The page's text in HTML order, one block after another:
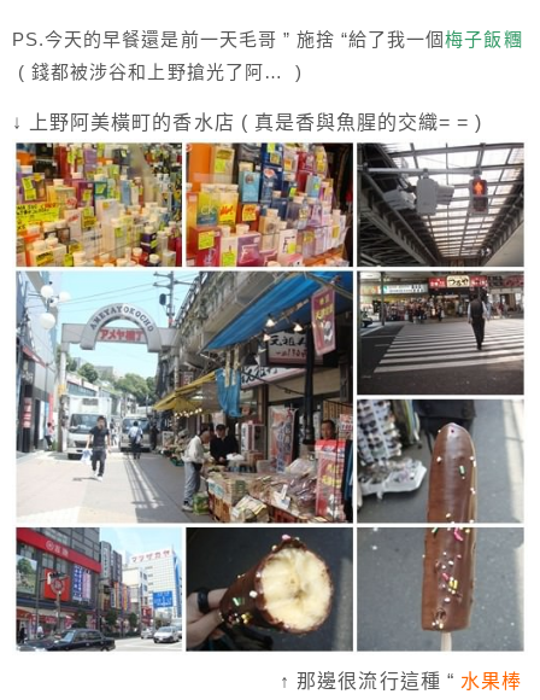
PS.今天的早餐還是前一天毛哥 ” 施捨 “給了我一個梅子飯糰
( 錢都被涉谷和上野搶光了阿…
)
↓ 上野阿美橫町的香水店 ( 真是香與魚腥的交織= = )
↑ 那邊很流行這種 “ 水果棒